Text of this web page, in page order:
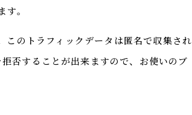
。
のトラフィックデータは匿名で収集され
否することが出来ますので、お使いのブ